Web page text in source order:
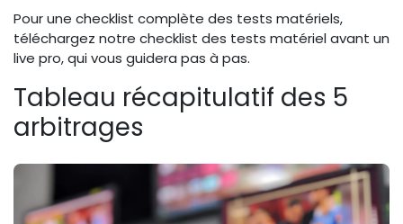
Pour une checklist complète des tests matériels,
téléchargez notre checklist des tests matériel avant un
live pro, qui vous guidera pas à pas.
Tableau récapitulatif des 5
arbitrages